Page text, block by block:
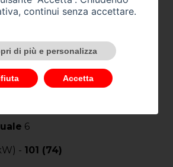
- 01/0001
6
- 101 (74)
continui senza accettare.
di più e personalizza
Accetta